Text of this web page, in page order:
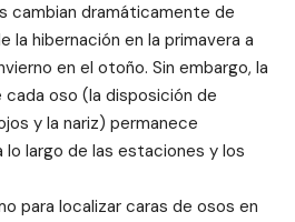
cambian dramáticamente de
la hibernación en la primavera a
en el otoño. Sin embargo, la
oso (la disposición de
y la nariz) permanece
largo de las estaciones y los
para localizar caras de osos en